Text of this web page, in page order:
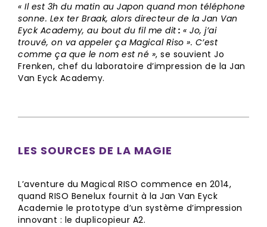
« Il est 3h du matin au Japon quand mon téléphone
sonne. Lex ter Braak, alors directeur de la Jan Van
Eyck Academy, au bout du fil me dit: « Jo, j’ai
trouvé, on va appeler ça Magical Riso ». C’est
comme ça que le nom est né », se souvient Jo
Frenken, chef du laboratoire d’impression de la Jan
Van Eyck Academy.
LES SOURCES DE LA MAGIE
L’aventure du Magical RISO commence en 2014,
quand RISO Benelux fournit à la Jan Van Eyck
Academie le prototype d’un système d’impression
innovant : le duplicopieur A2.